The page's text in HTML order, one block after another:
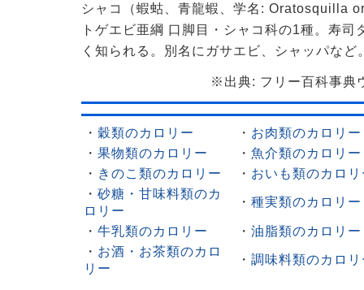
シャコ（蝦蛄、青龍蝦、学名: Oratosquilla
トゲエビ亜綱 口脚目・シャコ科の1種。寿司
く知られる。別名にガサエビ、シャッパなど
※出典: フリー百科事典
・ 穀類のカロリー ・ お肉類のカロリー
・ 果物類のカロリー ・ 魚介類のカロリー
・ きのこ類のカロリー ・ おいも類のカロリ
・ 砂糖・甘味料類のカ
ロリー
・ 種実類のカロリー
・ 牛乳類のカロリー ・ 油脂類のカロリー
・ お酒・お茶類のカロ
リー
・ 調味料類のカロリ